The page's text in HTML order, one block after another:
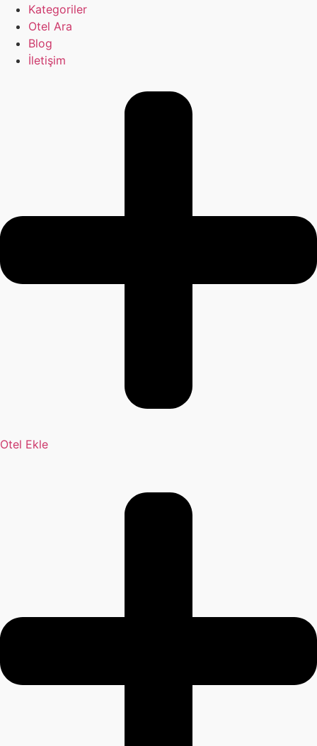
Kategoriler
Otel Ara
Blog
İletişim
Otel Ekle